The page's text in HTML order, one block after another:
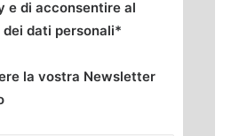
e di acconsentire al
dati personali*
la vostra Newsletter